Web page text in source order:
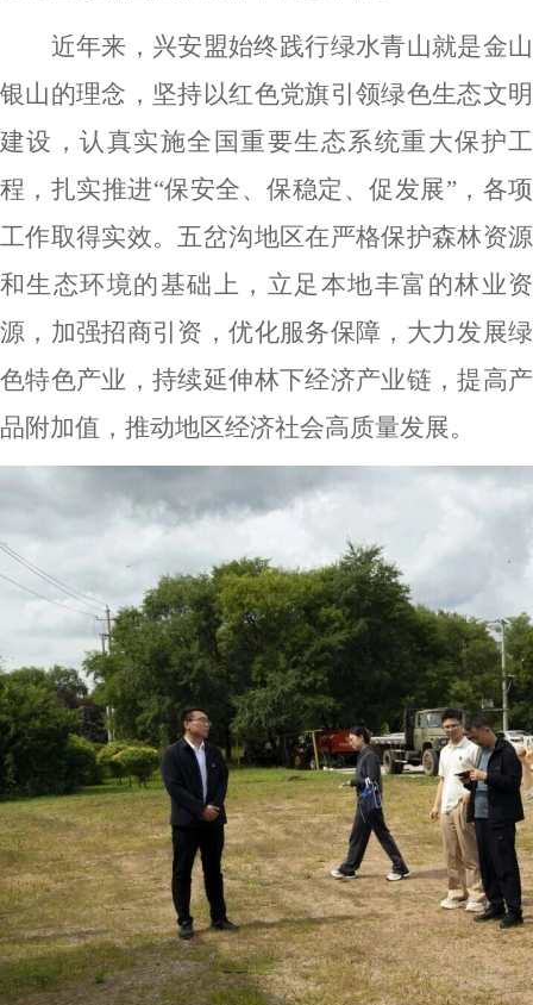
近年来 ， 兴安盟始终践行绿水青山就是金山
银山的理念，坚持以红色党旗引领绿色生态文明
建设，认真实施全国重要生态系统重大保护工
程，扎实推进“保安全、保稳定、促发展”， 各项
工作取得实效。 五岔沟地区在严格保护森林资源
和生态环境的基础上，立足本地丰富的林业资
源，加强招商引资，优化服务保障，大力发展绿
色特色产业，持续延伸林下经济产业链，提高产
品附加值，推动地区经济社会高质量发展。